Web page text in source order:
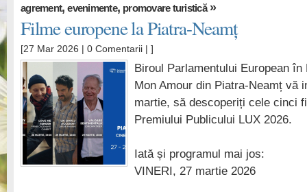
agrement,evenimente, promovare turistică»
Filme europene la Piatra-Neamț
[27 Mar 2026 | 0 Comentarii | ]
Biroul Parlamentului European
Mon Amour din Piatra-Neamț vă
martie, să descoperiți cele cinci
Premiului Publicului LUX 2026.
Iată și programul mai jos:
VINERI, 27 martie 2026